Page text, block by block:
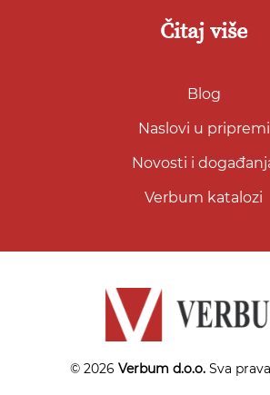
Čitaj više
Blog
Naslovi u pripremi
Novosti i
Verbum katalozi
© 2026 Verbum d.o.o. Sva